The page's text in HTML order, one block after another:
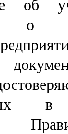
об
о